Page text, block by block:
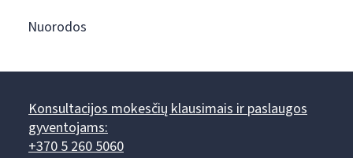
Nuorodos
Konsultacijos mokesčių klausimais ir paslaugos
gyventojams:
+370 5 260 5060